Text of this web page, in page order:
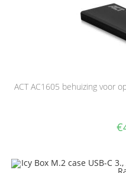
ACT AC1605 behuizing voor
€